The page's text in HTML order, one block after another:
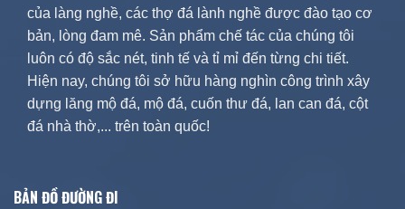
của làng nghề, các thợ đá lành nghề được đào tạo cơ
bản, lòng đam mê. Sản phẩm chế tác của chúng tôi
luôn có độ sắc nét, tinh tế và tỉ mỉ đến từng chi tiết.
Hiện nay, chúng tôi sở hữu hàng nghìn công trình xây
dựng lăng mộ đá, mộ đá, cuốn thư đá, lan can đá, cột
đá nhà thờ,... trên toàn quốc!
BẢN ĐỒ ĐƯỜNG ĐI